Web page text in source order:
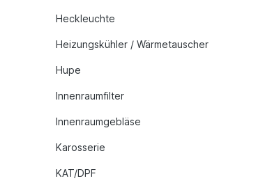
Heckleuchte
Heizungskühler / Wärmetauscher
Hupe
Innenraumfilter
Innenraumgebläse
Karosserie
KAT/DPF